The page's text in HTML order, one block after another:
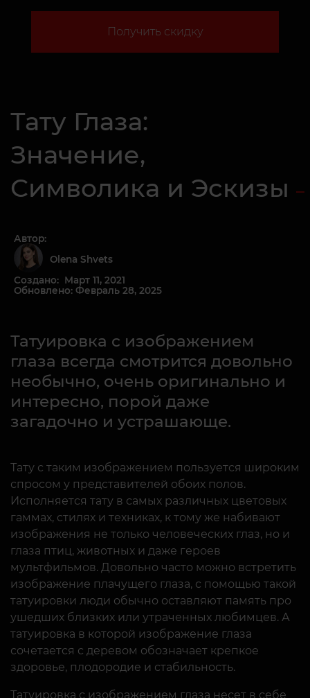
Получить скидку
Тату Глаза:
Значение,
Символика и Эскизы
Автор:
Olena Shvets
Создано: Март 11, 2021
Обновлено: Февраль 28, 2025
Татуировка с изображением
глаза всегда смотрится довольно
необычно, очень оригинально и
интересно, порой даже
загадочно и устрашающе.
Тату с таким изображением пользуется широким
спросом у представителей обоих полов.
Исполняется тату в самых различных цветовых
гаммах, стилях и техниках, к тому же набивают
изображения не только человеческих глаз, но и
глаза птиц, животных и даже героев
мультфильмов. Довольно часто можно встретить
изображение плачущего глаза, с помощью такой
татуировки люди обычно оставляют память про
ушедших близких или утраченных любимцев. А
татуировка в которой изображение глаза
сочетается с деревом обозначает крепкое
здоровье, плодородие и стабильность.
Татуировка с изображением глаза несет в себе